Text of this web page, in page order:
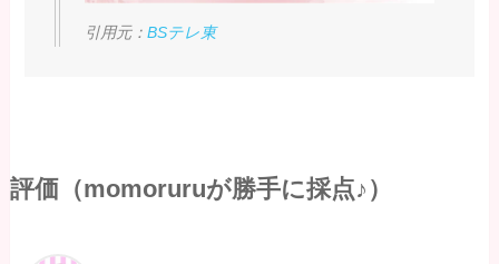
引用元：BSテレ東
評価（momoruruが勝手に採点♪）